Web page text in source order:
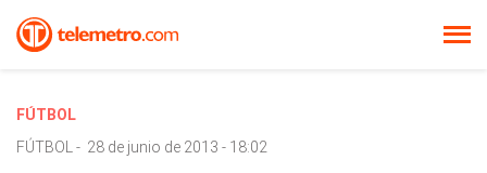
FÚTBOL
FÚTBOL
- 28 de junio de 2013 - 18:02